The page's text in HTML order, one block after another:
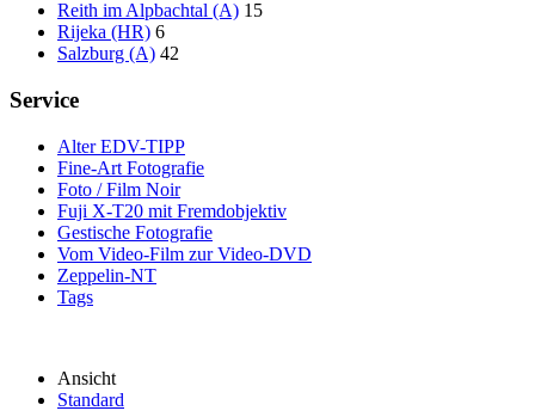
Reith im Alpbachtal (A) 15
Rijeka (HR) 6
Salzburg (A) 42
Service
Alter EDV-TIPP
Fine-Art Fotografie
Foto / Film Noir
Fuji X-T20 mit Fremdobjektiv
Gestische Fotografie
Vom Video-Film zur Video-DVD
Zeppelin-NT
Tags
Ansicht
Standard